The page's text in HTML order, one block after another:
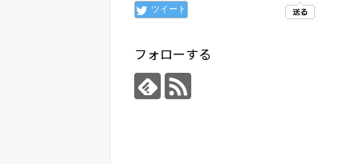
ツイート
フォローする